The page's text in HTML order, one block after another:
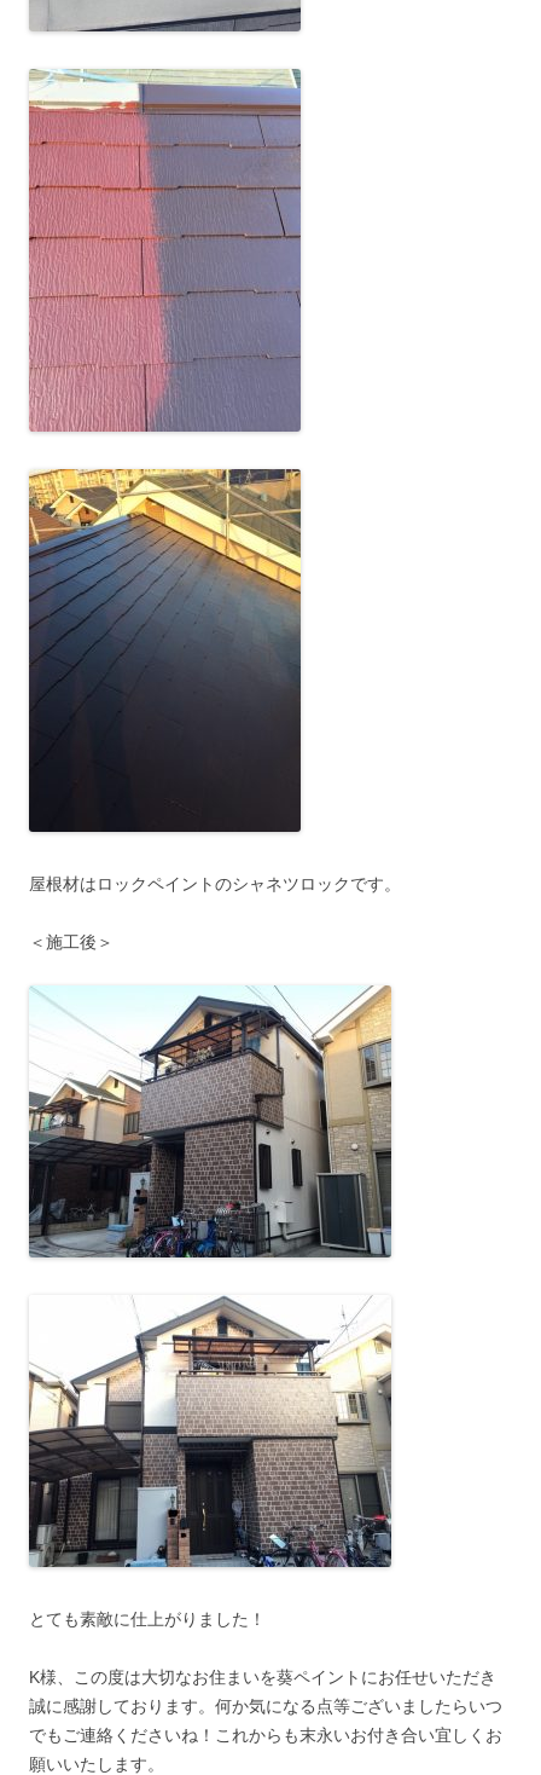
屋根材はロックペイントのシャネツロックです。
＜施工後＞
とても素敵に仕上がりました！
K様、この度は大切なお住まいを葵ペイントにお任せいただき
誠に感謝しております。何か気になる点等ございましたらいつ
でもご連絡くださいね！これからも末永いお付き合い宜しくお
願いいたします。